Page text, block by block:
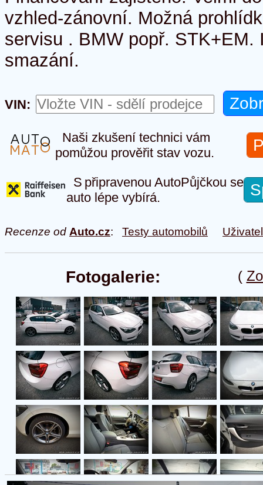
vzhled-zánovní. Možná
servisu . BMW popř. STK+EM.
smazání.
VIN:
Naši zkušení technici vám
pomůžou prověřit stav vozu.
S připravenou AutoPůjčkou se
auto lépe vybírá.
Recenze od Auto.cz: Testy automobilů
(
Fotogalerie: